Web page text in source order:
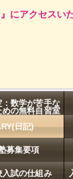
にアクセスい
：数学が苦手な
めの無料自習室
日記)
募集要項
入試の仕組み